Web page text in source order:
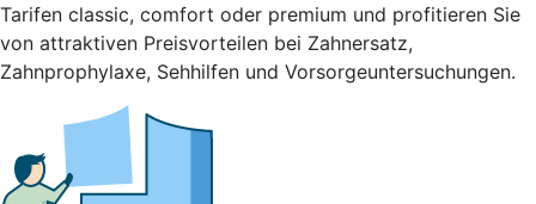
Tarifen classic, comfort oder premium und profitieren Sie
von attraktiven Preisvorteilen bei Zahnersatz,
Zahnprophylaxe, Sehhilfen und Vorsorgeuntersuchungen.